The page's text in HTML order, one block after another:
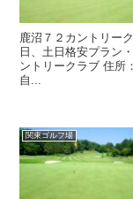
鹿沼７２カントリー
日、土日格安プラン
ントリークラブ 住所
自...
関東ゴルフ場